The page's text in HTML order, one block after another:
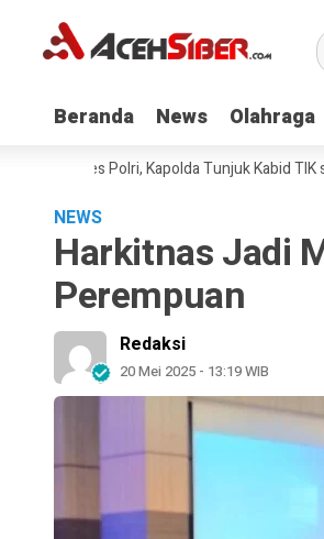
Beranda News Olahraga
Beranda News Olahraga
Polri, Kapolda Tunjuk Kabid TIK
NEWS
Harkitnas Jadi
Perempuan
Redaksi
20 Mei 2025 - 13:19 WIB